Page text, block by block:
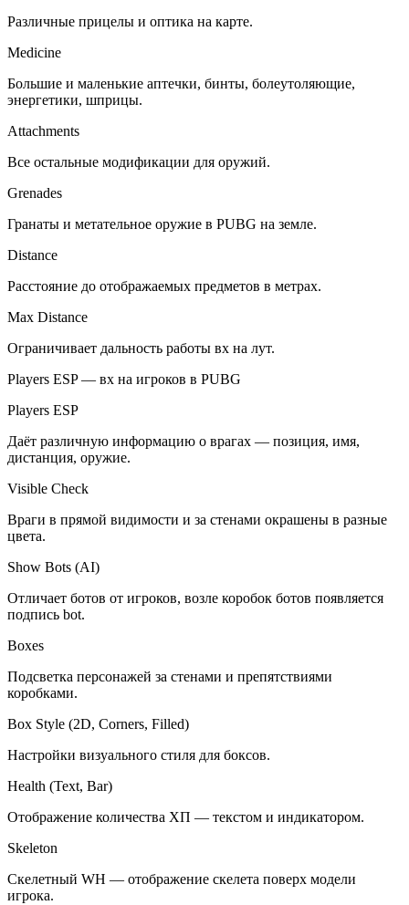
Различные прицелы и оптика на карте.
Medicine
Большие и маленькие аптечки, бинты, болеутоляющие,
энергетики, шприцы.
Attachments
Все остальные модификации для оружий.
Grenades
Гранаты и метательное оружие в PUBG на земле.
Distance
Расстояние до отображаемых предметов в метрах.
Max Distance
Ограничивает дальность работы вх на лут.
Players ESP — вх на игроков в PUBG
Players ESP
Даёт различную информацию о врагах — позиция, имя,
дистанция, оружие.
Visible Check
Враги в прямой видимости и за стенами окрашены в разные
цвета.
Show Bots (AI)
Отличает ботов от игроков, возле коробок ботов появляется
подпись bot.
Boxes
Подсветка персонажей за стенами и препятствиями
коробками.
Box Style (2D, Corners, Filled)
Настройки визуального стиля для боксов.
Health (Text, Bar)
Отображение количества ХП — текстом и индикатором.
Skeleton
Скелетный WH — отображение скелета поверх модели
игрока.